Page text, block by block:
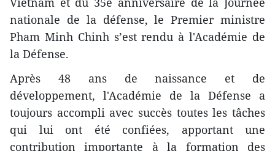
nationale de la défense, le Premier ministre
Pham Minh Chinh s’est rendu à l'Académie de
la Défense.
Après 48 ans de naissance et de
développement, l'Académie de la Défense a
toujours accompli avec succès toutes les tâches
qui lui ont été confiées, apportant une
contribution importante à la formation des